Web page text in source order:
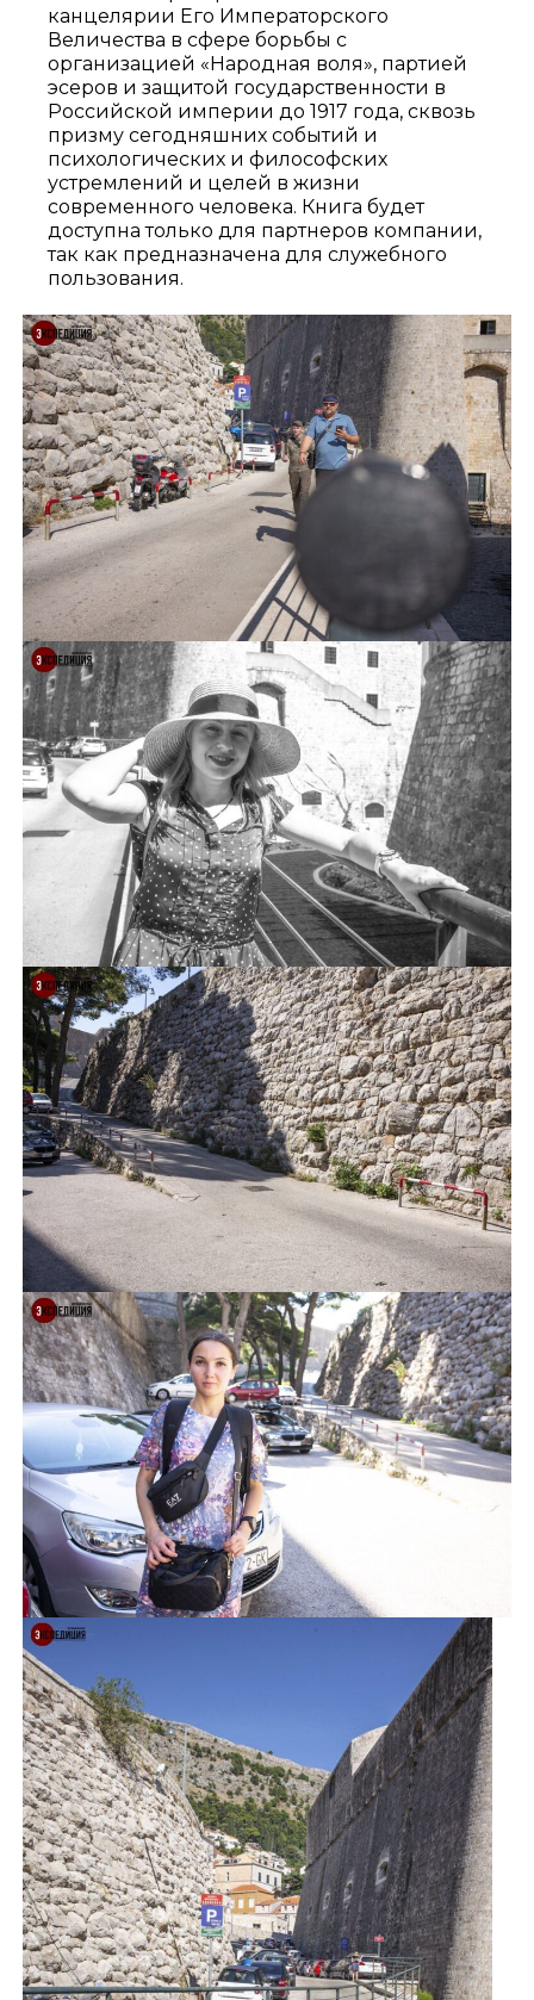
канцелярии Его Императорского
Величества в сфере борьбы с
организацией «Народная воля», партией
эсеров и защитой государственности в
Российской империи до 1917 года, сквозь
призму сегодняшних событий и
психологических и философских
устремлений и целей в жизни
современного человека. Книга будет
доступна только для партнеров компании,
так как предназначена для служебного
пользования.